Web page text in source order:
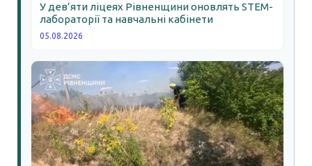
У дев’яти ліцеях Рівненщини оновлять STEM-
лабораторії та навчальні кабінети
05.08.2026